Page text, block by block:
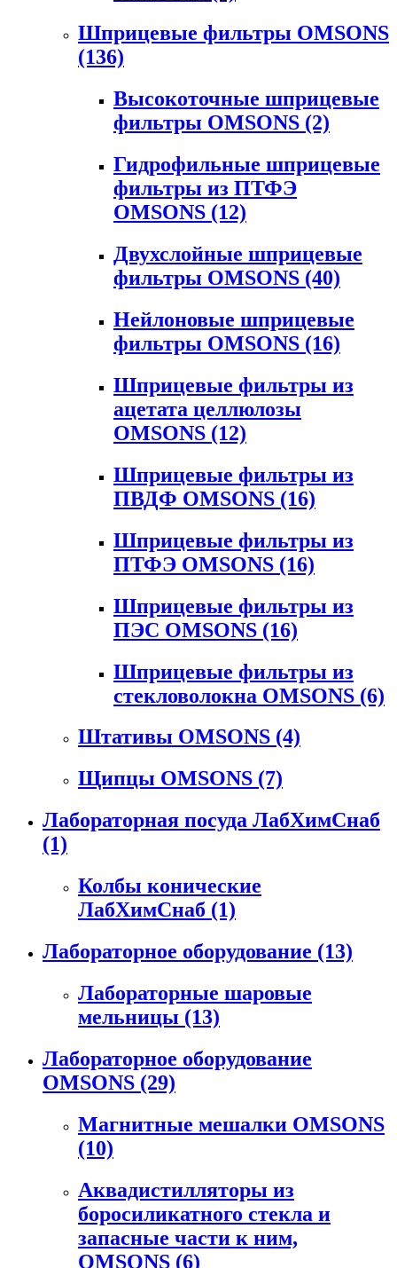
Шприцевые фильтры OMSONS
(136)
Высокоточные шприцевые
фильтры OMSONS (2)
Гидрофильные шприцевые
фильтры из ПТФЭ
OMSONS (12)
Двухслойные шприцевые
фильтры OMSONS (40)
Нейлоновые шприцевые
фильтры OMSONS (16)
Шприцевые фильтры из
ацетата целлюлозы
OMSONS (12)
Шприцевые фильтры из
ПВДФ OMSONS (16)
Шприцевые фильтры из
ПТФЭ OMSONS (16)
Шприцевые фильтры из
ПЭС OMSONS (16)
Шприцевые фильтры из
стекловолокна OMSONS (6)
Штативы OMSONS (4)
Щипцы OMSONS (7)
Лабораторная посуда ЛабХимСнаб
(1)
Колбы конические
ЛабХимСнаб (1)
Лабораторное оборудование (13)
Лабораторные шаровые
мельницы (13)
Лабораторное оборудование
OMSONS (29)
Магнитные мешалки OMSONS
(10)
Аквадистилляторы из
боросиликатного стекла и
запасные части к ним,
OMSONS (6)